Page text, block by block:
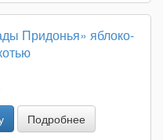
Придонья» яблоко-
Подробнее